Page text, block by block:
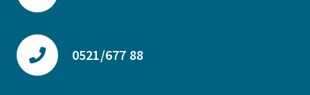
0521/677 88